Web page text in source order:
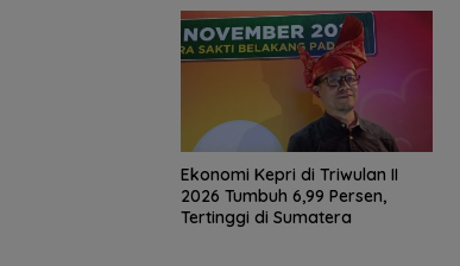
Ekonomi Kepri di Triwulan II
2026 Tumbuh 6,99 Persen,
Tertinggi di Sumatera